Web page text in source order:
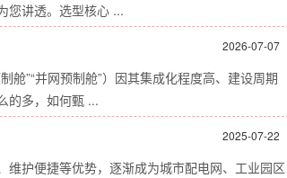
您讲透。选型核心 ...
2026-07-07
”“并网预制舱”）因其集成化程度高、建设周期
的多，如何甄 ...
2025-07-22
护便捷等优势，逐渐成为城市配电网、工业园区